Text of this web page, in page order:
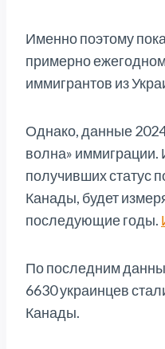
Именно поэтому
примерно
иммигрантов из
Однако, данные
волна» иммиграции.
получивших статус
Канады, будет
последующие годы.
По последним
6630 украинцев
Канады.